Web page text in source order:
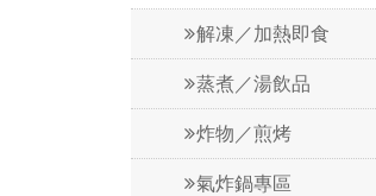
解凍／加熱即食
蒸煮／湯飲品
炸物／煎烤
氣炸鍋專區